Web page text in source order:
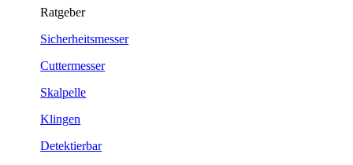
Ratgeber
Sicherheitsmesser
Cuttermesser
Skalpelle
Klingen
Detektierbar